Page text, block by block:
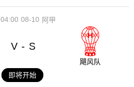
08-10
04:00 阿甲
V - S
飓风队
即将开始